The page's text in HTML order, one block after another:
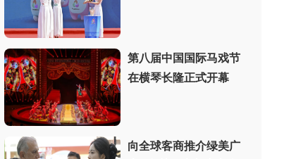
第八届中国国际马戏节
在横琴长隆正式开幕
向全球客商推介绿美广